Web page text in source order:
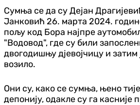
Сумња се да су Дејан
Јанковић 26. марта 2024.
пољу код Бора најпре
"Водовод", где су били
двогодишњу дјевојчицу и затим
возило.
Они су, како се сумња, њено
депонију, одакле су га касније